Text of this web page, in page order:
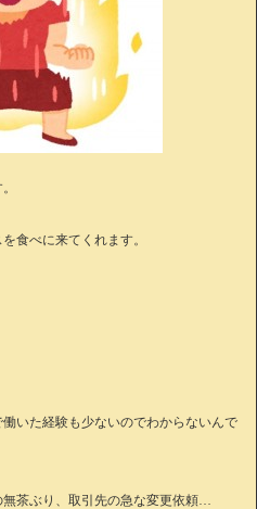
食べに来てくれます。
いた経験も少ないのでわからないんで
茶ぶり、取引先の急な変更依頼…